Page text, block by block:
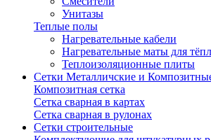
Унитазы
Теплые полы
Нагревательные кабели
Нагревательные маты для
Теплоизоляционные плиты
Сетки Металличские и
Композитная сетка
Сетка сварная в картах
Сетка сварная в рулонах
Сетки строительные